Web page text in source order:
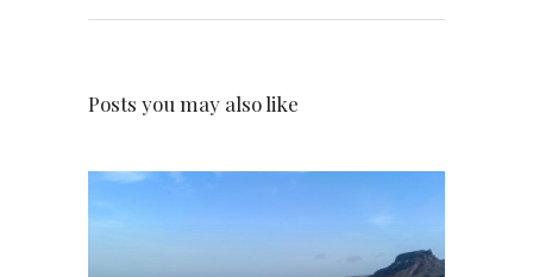
Posts you may also like